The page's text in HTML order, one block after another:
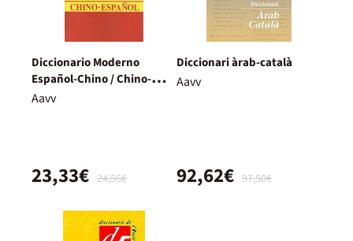
Diccionario Moderno
Español-Chino / Chino-
Español
Aavv
24,56€
23,33€
Diccionari àrab-català
Aavv
97,50€
92,62€